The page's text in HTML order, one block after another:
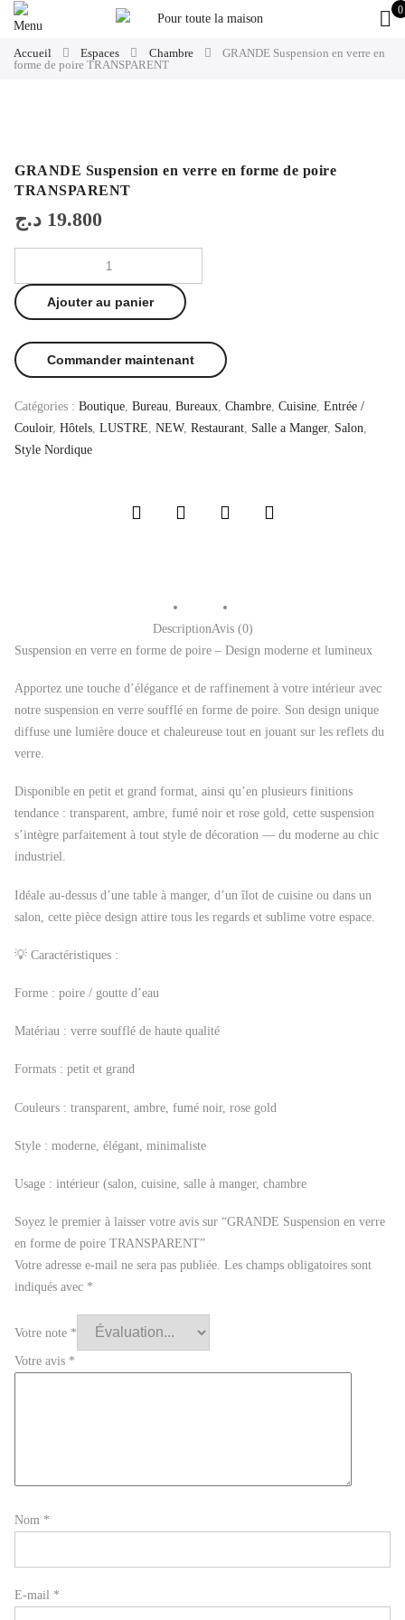
0
Accueil Espaces Chambre
GRANDE Suspension en verre en
forme de poire TRANSPARENT
GRANDE Suspension en verre en forme de poire
TRANSPARENT
19.800 د.ج
Ajouter au panier
Commander maintenant
Catégories : Boutique, Bureau, Bureaux, Chambre, Cuisine, Entrée /
Couloir, Hôtels, LUSTRE, NEW, Restaurant, Salle a Manger, Salon,
Style Nordique
DescriptionAvis (0)
Suspension en verre en forme de poire – Design moderne et lumineux
Apportez une touche d’élégance et de raffinement à votre intérieur avec
notre suspension en verre soufflé en forme de poire. Son design unique
diffuse une lumière douce et chaleureuse tout en jouant sur les reflets du
verre.
Disponible en petit et grand format, ainsi qu’en plusieurs finitions
tendance : transparent, ambre, fumé noir et rose gold, cette suspension
s’intègre parfaitement à tout style de décoration — du moderne au chic
industriel.
Idéale au-dessus d’une table à manger, d’un îlot de cuisine ou dans un
salon, cette pièce design attire tous les regards et sublime votre espace.
💡 Caractéristiques :
Forme : poire / goutte d’eau
Matériau : verre soufflé de haute qualité
Formats : petit et grand
Couleurs : transparent, ambre, fumé noir, rose gold
Style : moderne, élégant, minimaliste
Usage : intérieur (salon, cuisine, salle à manger, chambre
Soyez le premier à laisser votre avis sur “GRANDE Suspension en verre
en forme de poire TRANSPARENT”
Votre adresse e-mail ne sera pas publiée. Les champs obligatoires sont
indiqués avec *
Votre note *
Votre avis *
Nom *
E-mail *